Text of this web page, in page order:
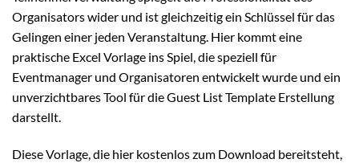
Organisators wider und ist gleichzeitig ein Schlüssel für das
Gelingen einer jeden Veranstaltung. Hier kommt eine
praktische Excel Vorlage ins Spiel, die speziell für
Eventmanager und Organisatoren entwickelt wurde und ein
unverzichtbares Tool für die Guest List Template Erstellung
darstellt.
Diese Vorlage, die hier kostenlos zum Download bereitsteht,